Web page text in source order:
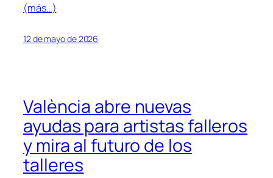
(más…)
12 de mayo de 2026
València abre nuevas
ayudas para artistas falleros
y mira al futuro de los
talleres